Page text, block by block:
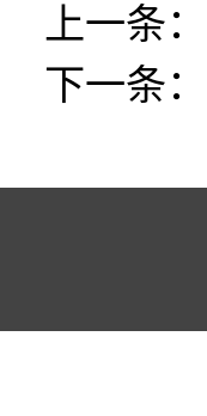
上一条：
下一条：